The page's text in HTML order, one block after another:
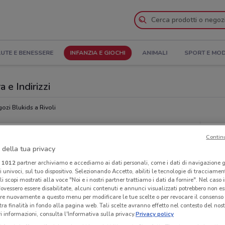
E BENESSERE INFANZIA E GIOCHI ANIMALI SPORT E
e Indirizzi
Blukids a Rivoli
della tua privacy
1012partner archiviamo e accediamo ai dati personali, come i dati di navigazione
sul tuo dispositivo. Selezionando Accetto, abiliti le tecnologie di
scopi mostrati alla voce "Noi e i nostri partner trattiamo i dati da fornire". Nel caso
essere disabilitate, alcuni contenuti e annunci visualizzati potrebbero non
nuovamente a questo menu per modificare le tue scelte o per revocare il
finalità in fondo alla pagina web. Tali scelte avranno effetto nel contesto del
informazioni, consulta l'Informativa sulla privacy.Privacy policy